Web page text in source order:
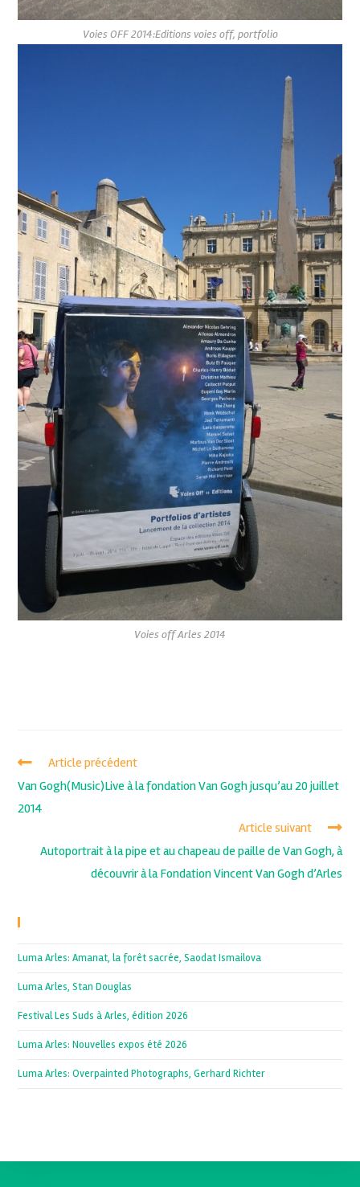
Voies OFF 2014:Editions voies off, portfolio
Voies off Arles 2014
Article précédent
Van Gogh(Music)Live à la fondation Van Gogh jusqu’au 20 juillet
2014
Article suivant
Autoportrait à la pipe et au chapeau de paille de Van Gogh, à
découvrir à la Fondation Vincent Van Gogh d’Arles
Luma Arles: Amanat, la forêt sacrée, Saodat Ismailova
Luma Arles, Stan Douglas
Festival Les Suds à Arles, édition 2026
Luma Arles: Nouvelles expos été 2026
Luma Arles: Overpainted Photographs, Gerhard Richter